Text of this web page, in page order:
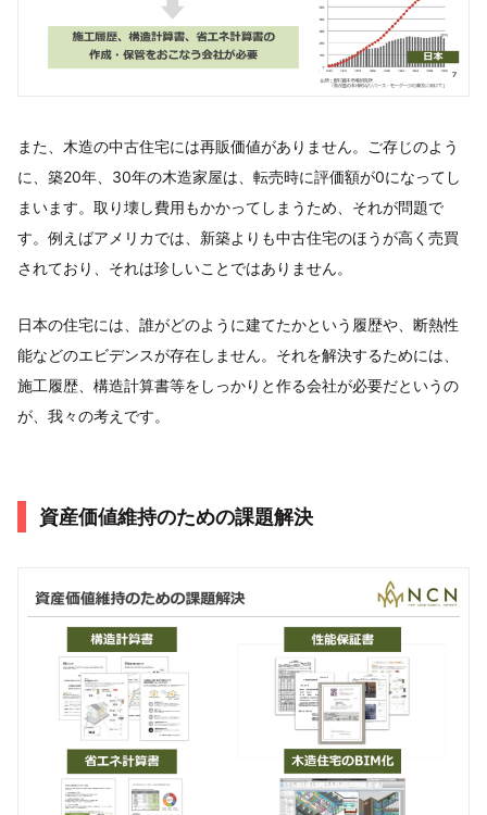
また、木造の中古住宅には再販価値がありません。ご存じのよう
に、築20年、30年の木造家屋は、転売時に評価額が0になってし
まいます。取り壊し費用もかかってしまうため、それが問題で
す。例えばアメリカでは、新築よりも中古住宅のほうが高く売買
されており、それは珍しいことではありません。
日本の住宅には、誰がどのように建てたかという履歴や、断熱性
能などのエビデンスが存在しません。それを解決するためには、
施工履歴、構造計算書等をしっかりと作る会社が必要だというの
が、我々の考えです。
資産価値維持のための課題解決